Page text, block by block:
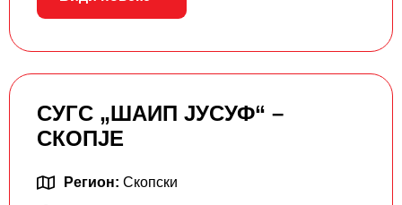
СУГС „ШАИП ЈУСУФ“ –
СКОПЈЕ
Регион: Скопски